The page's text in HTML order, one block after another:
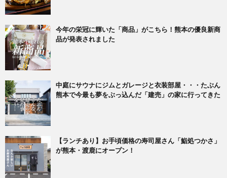
今年の栄冠に輝いた「商品」がこちら！熊本の優良新商
品が発表されました
中庭にサウナにジムとガレージと衣装部屋・・・たぶん
熊本で今最も夢をぶっ込んだ「建売」の家に行ってきた
【ランチあり】お手頃価格の寿司屋さん「鮨処つかさ」
が熊本・渡鹿にオープン！